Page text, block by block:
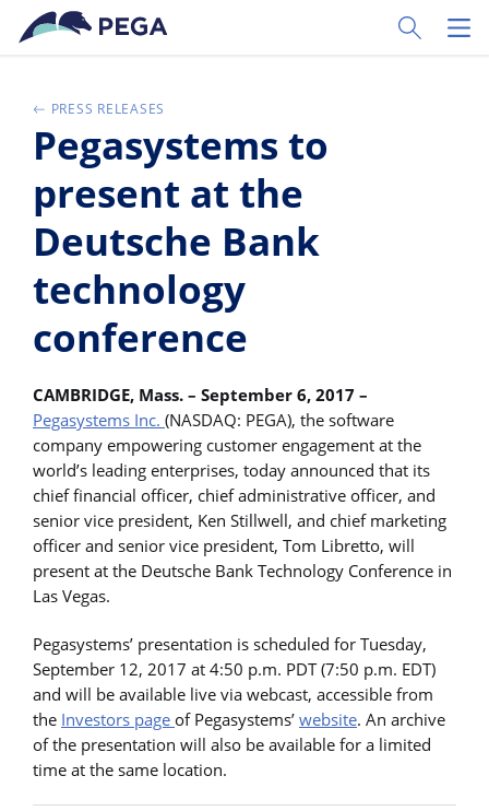
Vai direttamente al contenuto principale
Toggle
PRESS RELEASES
Pegasystems to
present at the
Deutsche Bank
technology
conference
CAMBRIDGE, Mass. – September 6, 2017 –
Pegasystems Inc. (NASDAQ: PEGA), the software
company empowering customer engagement at the
world’s leading enterprises, today announced that its
chief financial officer, chief administrative officer, and
senior vice president, Ken Stillwell, and chief marketing
officer and senior vice president, Tom Libretto, will
present at the Deutsche Bank Technology Conference in
Las Vegas.
Pegasystems’ presentation is scheduled for Tuesday,
September 12, 2017 at 4:50 p.m. PDT (7:50 p.m. EDT)
and will be available live via webcast, accessible from
the Investors page of Pegasystems’ website. An archive
of the presentation will also be available for a limited
time at the same location.